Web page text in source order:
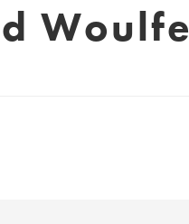
Woulfe